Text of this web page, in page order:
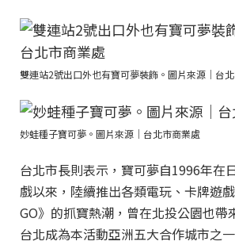
雙連站2號出口外也有寶可夢裝飾。圖片來源｜台
妙蛙種子寶可夢。圖片來源｜台北市商業處
台北市長則表示，寶可夢自1996年在
戲以來，陸續推出各類電玩、卡牌遊
GO》的抓寶熱潮，曾在北投公園也帶
台北成為本活動亞洲五大合作城市之